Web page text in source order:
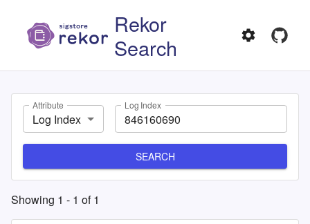
Rekor
Search
Attribute
Log Index
Log Index
SEARCH
Showing 1 - 1 of1